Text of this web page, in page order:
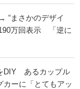
“まさかのデザイ
万回表示 「逆に
DIY あるカップル
ーに「とてもアッ